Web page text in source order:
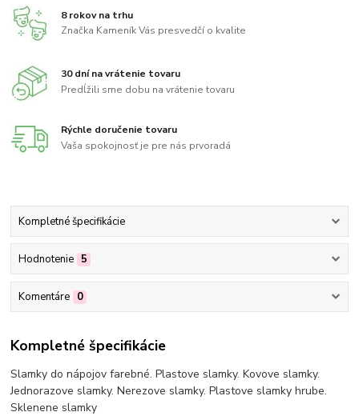
8 rokov na trhu
Značka Kameník Vás presvedčí o kvalite
30 dní na vrátenie tovaru
Predĺžili sme dobu na vrátenie tovaru
Rýchle doručenie tovaru
Vaša spokojnosť je pre nás prvoradá
Kompletné špecifikácie
Hodnotenie 5
Komentáre 0
Kompletné špecifikácie
Slamky do nápojov farebné. Plastove slamky. Kovove slamky.
Jednorazove slamky. Nerezove slamky. Plastove slamky hrube.
Sklenene slamky